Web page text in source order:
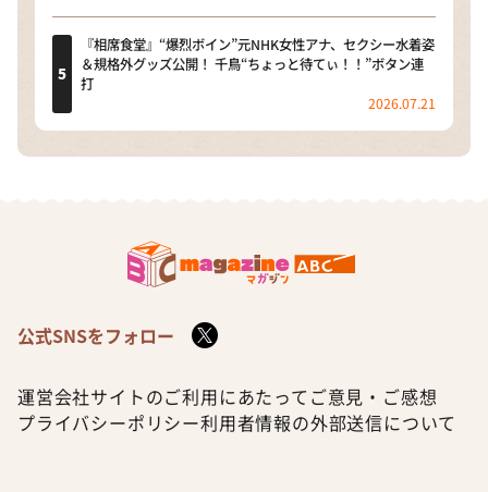
『相席食堂』“爆烈ボイン”元NHK女性アナ、セクシー水着姿
＆規格外グッズ公開！ 千鳥“ちょっと待てぃ！！”ボタン連
打
2026.07.21
公式SNSをフォロー
運営会社サイトのご利用にあたって ご意見・ご感想
プライバシーポリシー利用者情報の外部送信について